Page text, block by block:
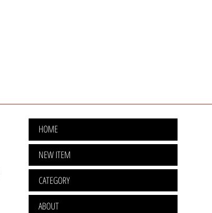
HOME
NEW ITEM
CATEGORY
ABOUT